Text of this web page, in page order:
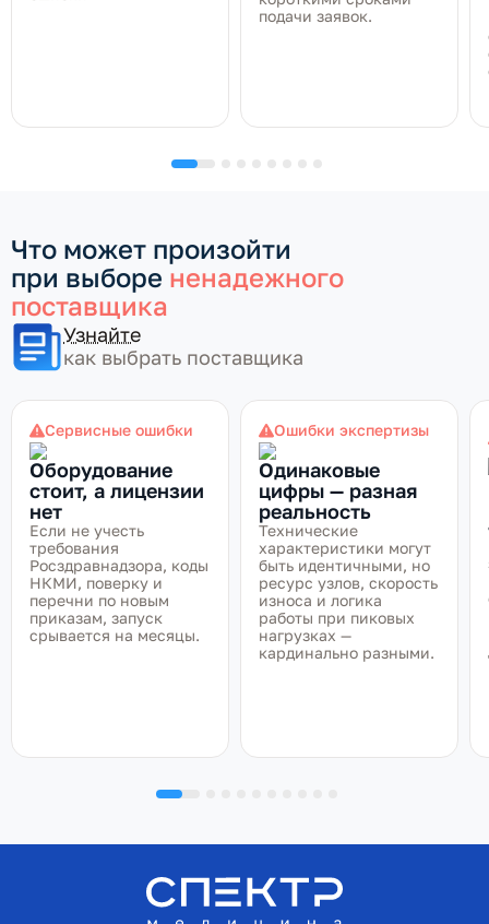
подачи заявок.
Что может произойти
при выборе ненадежного
поставщика
Узнайте
как выбрать поставщика
Сервисные ошибки
Оборудование
стоит, а лицензии
нет
Если не учесть
требования
Росздравнадзора, коды
НКМИ, поверку и
перечни по новым
приказам, запуск
срывается на месяцы.
Ошибки экспертизы
Одинаковые
цифры — разная
реальность
Технические
характеристики могут
быть идентичными, но
ресурс узлов, скорость
износа и логика
работы при пиковых
нагрузках —
кардинально разными.